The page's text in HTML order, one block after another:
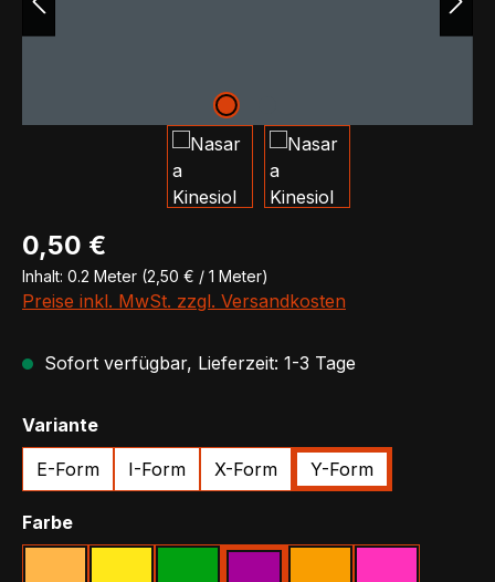
Regulärer Preis:
0,50 €
Inhalt: 0.2 Meter (2,50 € / 1 Meter)
Preise inkl. MwSt. zzgl. Versandkosten
Sofort verfügbar, Lieferzeit: 1-3 Tage
Varianteauswählen
E-Form I-Form X-Form Y-Form
Farbeauswählen